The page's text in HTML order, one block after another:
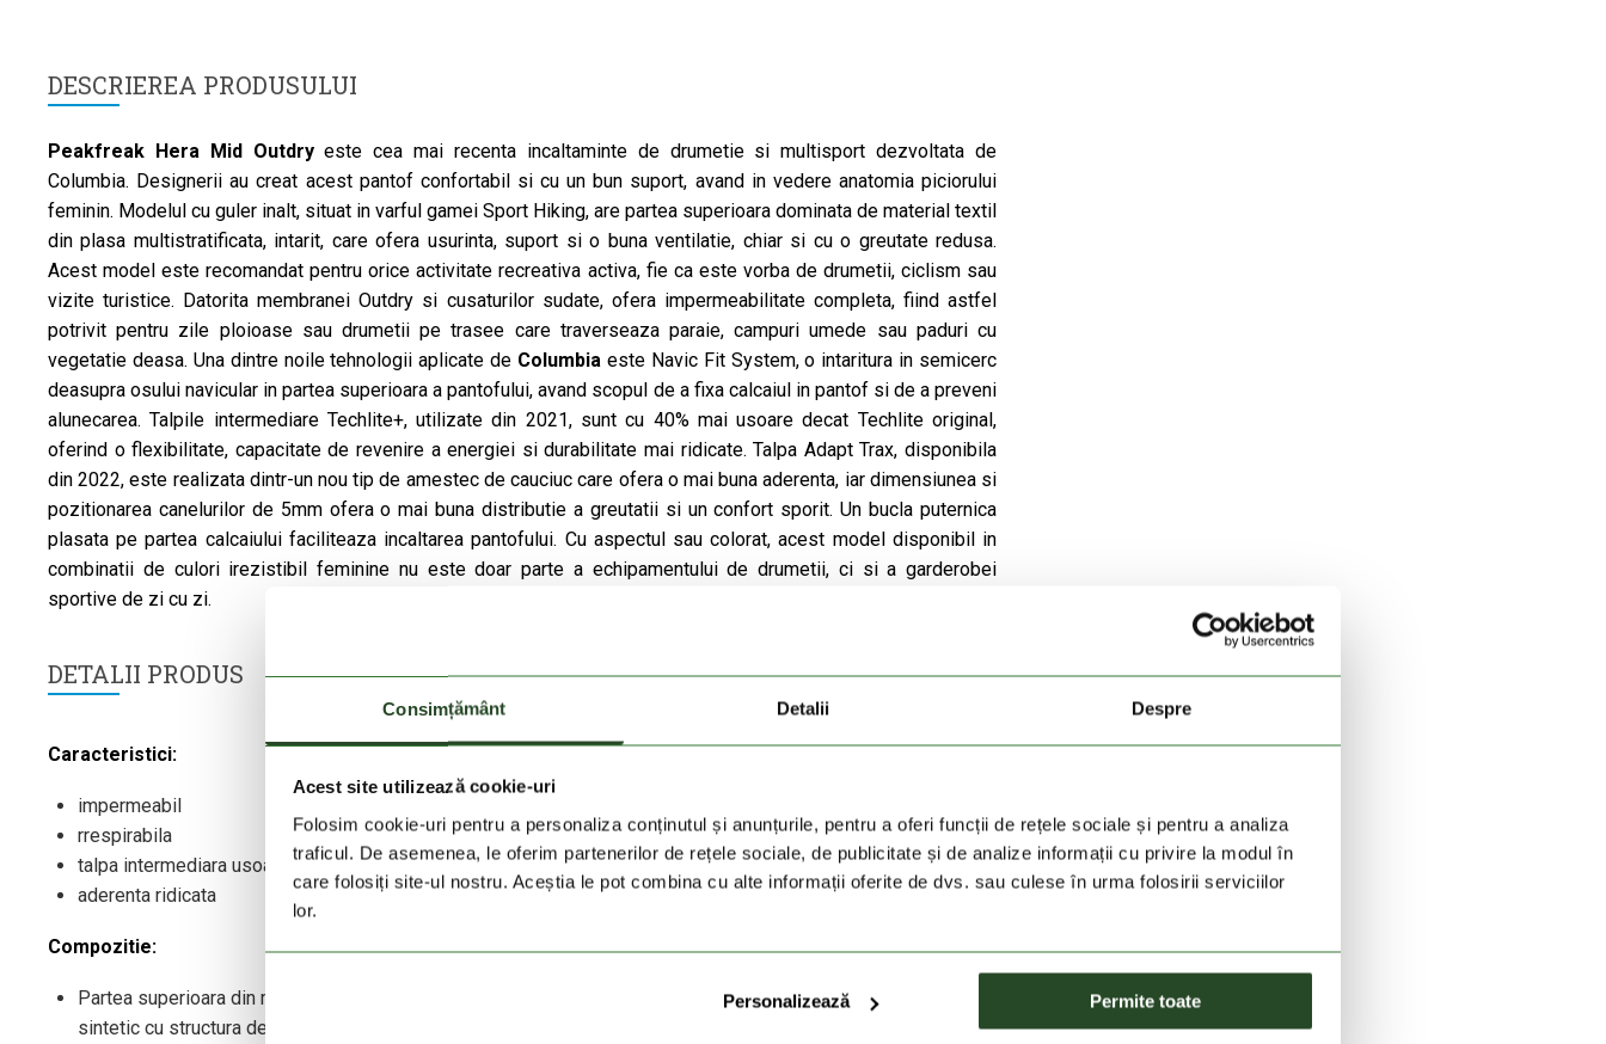
Consimțământ Detalii Despre
Acest site utilizează cookie-uri
Folosim cookie-uri pentru a personaliza conținutul și anunțurile, pentru a oferi funcții de rețele sociale și pentru a analiza
traficul. De asemenea, le oferim partenerilor de rețele sociale, de publicitate și de analize informații cu privire la modul în
care folosiți site-ul nostru. Aceștia le pot combina cu alte informații oferite de dvs. sau culese în urma folosirii serviciilor
lor.
Personalizează Permite toate
DESCRIEREA PRODUSULUI
Peakfreak Hera Mid Outdryeste cea mai recenta incaltaminte de drumetie si multisport dezvoltata de
Columbia. Designerii au creat acest pantof confortabil si cu un bun suport, avand in vedere anatomia piciorului
feminin. Modelul cu guler inalt, situat in varful gamei Sport Hiking, are partea superioara dominata de material textil
din plasa multistratificata, intarit, care ofera usurinta, suport si o buna ventilatie, chiar si cu o greutate redusa.
Acest model este recomandat pentru orice activitate recreativa activa, fie ca este vorba de drumetii, ciclism sau
vizite turistice. Datorita membranei Outdry si cusaturilor sudate, ofera impermeabilitate completa, fiind astfel
potrivit pentru zile ploioase sau drumetii pe trasee care traverseaza paraie, campuri umede sau paduri cu
vegetatie deasa. Una dintre noile tehnologii aplicate de Columbia este Navic Fit System, o intaritura in semicerc
deasupra osului navicular in partea superioara a pantofului, avand scopul de a fixa calcaiul in pantof si de a preveni
alunecarea. Talpile intermediare Techlite+, utilizate din 2021, sunt cu 40% mai usoare decat Techlite original,
oferind o flexibilitate, capacitate de revenire a energiei si durabilitate mai ridicate. Talpa Adapt Trax, disponibila
din 2022, este realizata dintr-un nou tip de amestec de cauciuc care ofera o mai buna aderenta, iar dimensiunea si
pozitionarea canelurilor de 5mm ofera o mai buna distributie a greutatii si un confort sporit. Un bucla puternica
plasata pe partea calcaiului faciliteaza incaltarea pantofului. Cu aspectul sau colorat, acest model disponibil in
combinatii de culori irezistibil feminine nu este doar parte a echipamentului de drumetii, ci si a garderobei
sportive de zi cu zi.
DETALII PRODUS
Caracteristici:
impermeabil
rrespirabila
talpa intermediara usoara
aderenta ridicata
Compozitie:
Partea superioara din material textil
sintetic cu structura de plasa, cu mai